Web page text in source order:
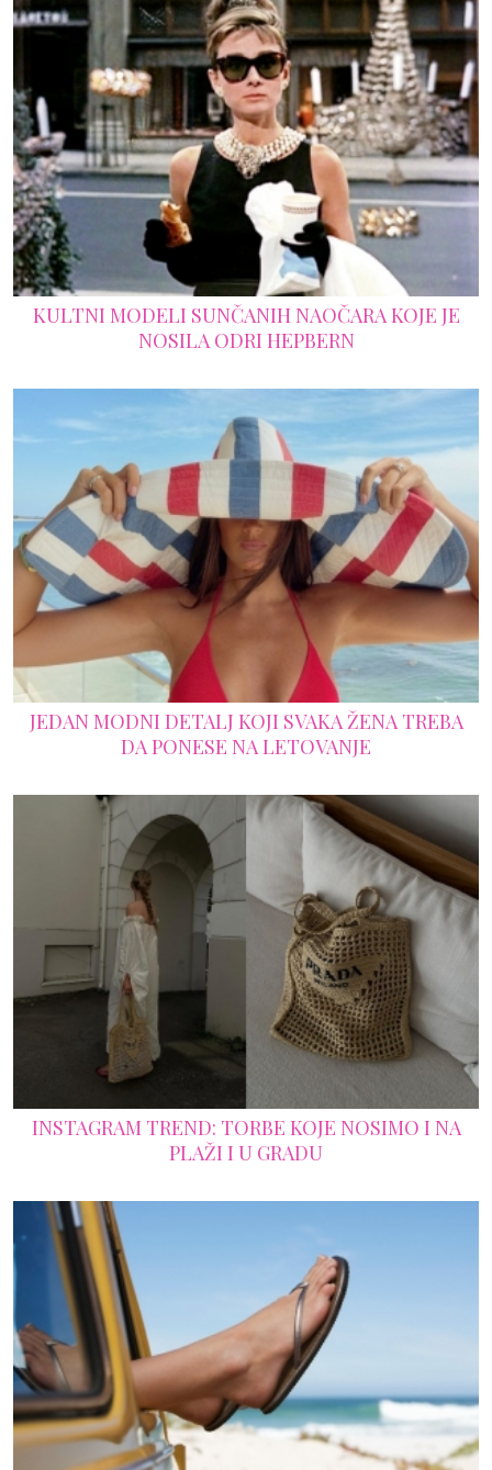
KULTNI MODELI SUNČANIH NAOČARA KOJE JE
NOSILA ODRI HEPBERN
JEDAN MODNI DETALJ KOJI SVAKA ŽENA TREBA
DA PONESE NA LETOVANJE
INSTAGRAM TREND: TORBE KOJE NOSIMO I NA
PLAŽI I U GRADU